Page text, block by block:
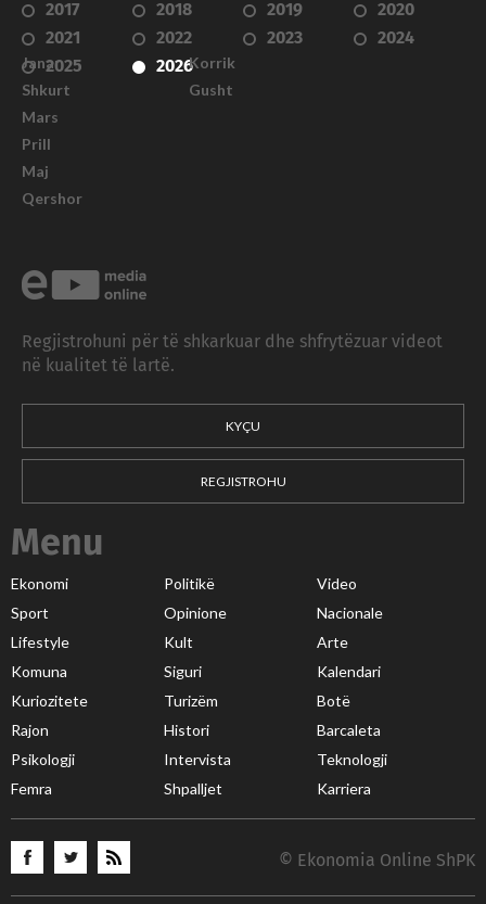
2017 2018 2019
2020
2021
2022 2023
2024
2025
2026
Janar
Shkurt
Mars
Prill
Maj
Qershor
Korrik
Gusht
Regjistrohuni për të shkarkuar dhe shfrytëzuar videot
në kualitet të lartë.
KYÇU
REGJISTROHU
Menu
Ekonomi Politikë
Video
Sport
Opinione
Nacionale
Lifestyle
Kult
Arte
Komuna
Siguri
Kalendari
Kuriozitete
Turizëm
Botë
Rajon
Histori
Barcaleta
Psikologji
Intervista
Teknologji
Femra
Shpalljet Karriera
© Ekonomia Online ShPK